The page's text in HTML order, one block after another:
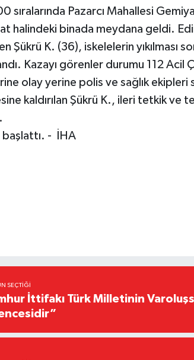
sıralarında Pazarcı Mahallesi
halindeki binada meydana geldi.
K. (36), iskelelerin yıkılması
Kazayı görenler durumu 112 Acil
olay yerine polis ve sağlık ekipleri
kaldırılan Şükrü K., ileri tetkik ve
başlattı. - İHA
SEÇTIĞI
İttifakı Türk Milletinin